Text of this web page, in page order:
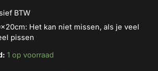
BTW
Het kan niet missen, als je veel
pissen
1 op voorraad